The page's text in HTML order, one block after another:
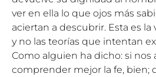
ver en ella lo que ojos más
aciertan a descubrir. Esta es
y no las teorías que intentan
Como alguien ha dicho: si nos
comprender mejor la fe, bien;